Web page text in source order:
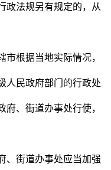
政法规另有规定的，从
根据当地实际情况，
人民政府部门的行政处
、街道办事处行使，
街道办事处应当加强